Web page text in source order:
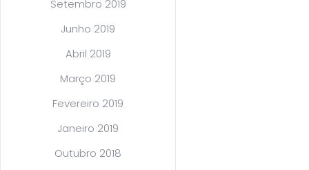
Setembro 2019
Junho 2019
Abril 2019
Março 2019
Fevereiro 2019
Janeiro 2019
Outubro 2018